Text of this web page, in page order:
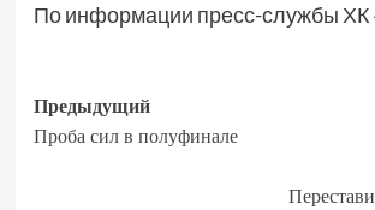
По информации пресс-службы ХК
Предыдущий
Проба сил в полуфинале